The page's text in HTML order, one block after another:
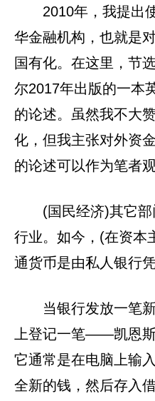
2010年，我提出
华金融机构，也就是
国有化。在这里，节
尔2017年出版的一本
的论述。虽然我不大
化，但我主张对外资
的论述可以作为笔者
(国民经济)其它
行业。如今，(在资本
通货币是由私人银行
当银行发放一笔
上登记一笔——凯恩斯
它通常是在电脑上输
全新的钱，然后存入